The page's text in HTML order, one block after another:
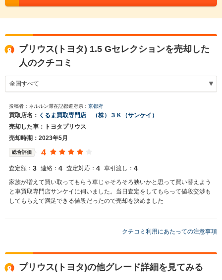
プリウス(トヨタ) 1.5 Gセレクションを売却した
人のクチコミ
投稿者：ネルルン滞在記都道府県： 京都府
買取店名： くるま買取専門店 （株）３Ｋ（サンケイ）
売却した車：トヨタプリウス
売却時期：2023年5月
総合評価 4
査定額： 3 連絡： 4 査定対応： 4 車引渡し： 4
家族が増えて買い取ってもらう車じゃそろそろ狭いかと思って買い替えよう
と車買取専門店サンケイに伺いました。当日査定をしてもらって値段交渉も
してもらえて満足できる値段だったので売却を決めました
クチコミ利用にあたっての注意事項
プリウス(トヨタ)の他グレード詳細を見てみる